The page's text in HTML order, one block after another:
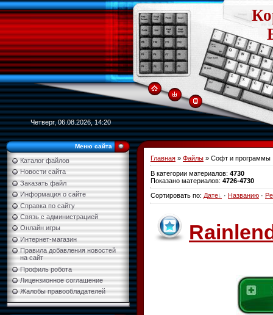
Четверг, 06.08.2026, 14:20
Меню сайта
Каталог файлов
Новости сайта
Заказать файл
Информация о сайте
Справка по сайту
Связь с администрацией
Онлайн игры
Интернет-магазин
Правила добавления новостей
на сайт
Профиль робота
Лицензионное соглашение
Жалобы правообладателей
Главная » Файлы » Софт и программы
В категории материалов: 4730
Показано материалов: 4726-4730
Сортировать по: Дате · Названию ·